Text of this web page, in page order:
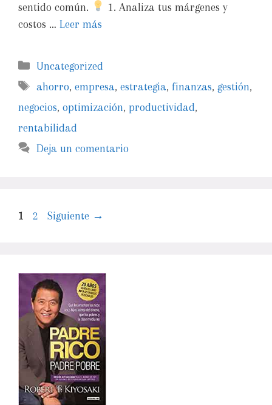
sentido común.
1. Analiza tus márgenes y
costos … Leer más
Uncategorized
ahorro,empresa,estrategia,finanzas,gestión,
negocios, optimización, productividad,
rentabilidad
Deja un comentario
1 2 Siguiente →